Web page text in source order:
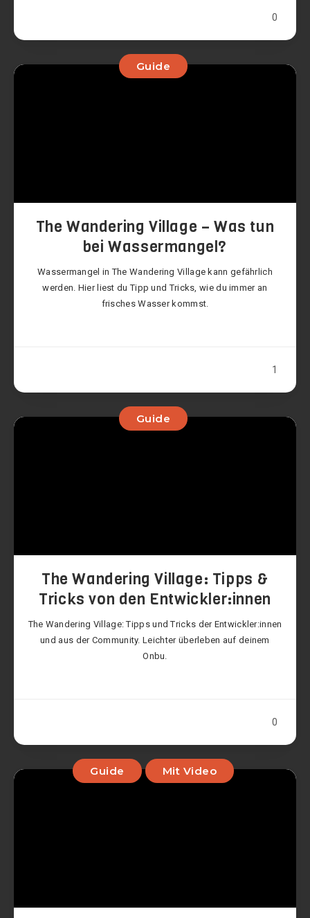
0
Guide
The Wandering Village – Was tun
bei Wassermangel?
Wassermangel in The Wandering Village kann gefährlich
werden. Hier liest du Tipp und Tricks, wie du immer an
frisches Wasser kommst.
1
Guide
The Wandering Village: Tipps &
Tricks von den Entwickler:innen
The Wandering Village: Tipps und Tricks der Entwickler:innen
und aus der Community. Leichter überleben auf deinem
Onbu.
0
Guide Mit Video